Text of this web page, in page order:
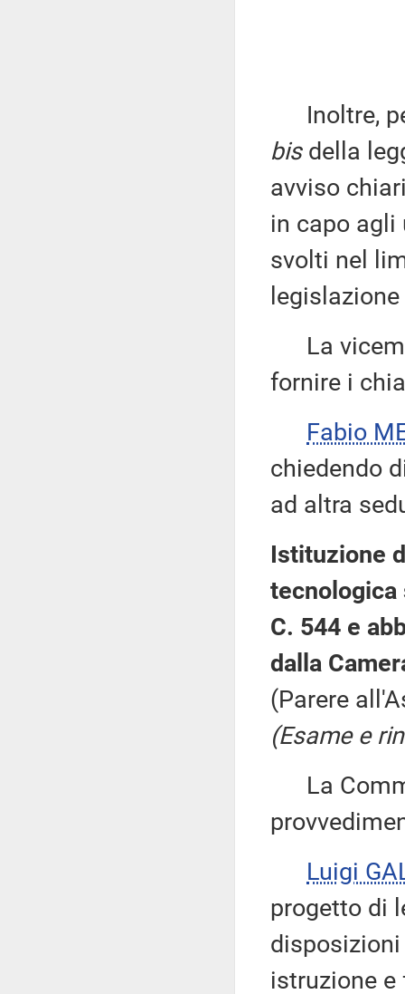
Inoltre,
bisdella
avviso
in capo
svolti nel
La
fornire i
Fabio
chiedendo
ad altra
Istituzione
tecnologica
C. 544 e
dalla
(Parere
(Esame e
La
Luigi
progetto di
istruzione